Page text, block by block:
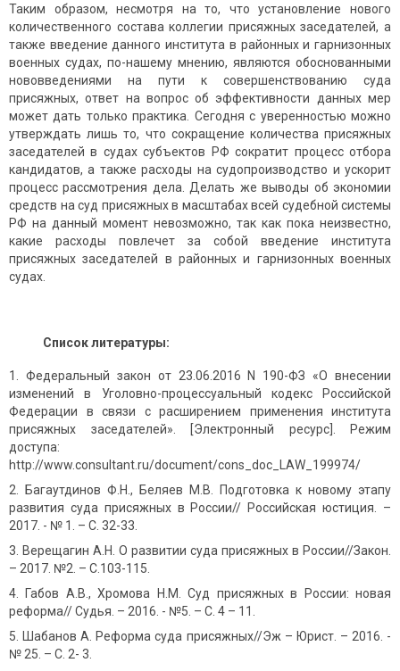
Таким образом, несмотря на то, что установление нового
количественного состава коллегии присяжных заседателей, а
также введение данного института в районных и гарнизонных
военных судах, по-нашему мнению, являются обоснованными
нововведениями на пути к совершенствованию суда
присяжных, ответ на вопрос об эффективности данных мер
может дать только практика. Сегодня с уверенностью можно
утверждать лишь то, что сокращение количества присяжных
заседателей в судах субъектов РФ сократит процесс отбора
кандидатов, а также расходы на судопроизводство и ускорит
процесс рассмотрения дела. Делать же выводы об экономии
средств на суд присяжных в масштабах всей судебной системы
РФ на данный момент невозможно, так как пока неизвестно,
какие расходы повлечет за собой введение института
присяжных заседателей в районных и гарнизонных военных
судах.
Список литературы:
Федеральный закон от 23.06.2016 N 190-ФЗ «О внесении
изменений в Уголовно-процессуальный кодекс Российской
Федерации в связи с расширением применения института
присяжных заседателей». [Электронный ресурс]. Режим
доступа:
http://www.consultant.ru/document/cons_doc_LAW_199974/
Багаутдинов Ф.Н., Беляев М.В. Подготовка к новому этапу
развития суда присяжных в России// Российская юстиция. –
2017. - № 1. – С. 32-33.
Верещагин А.Н. О развитии суда присяжных в России//Закон.
– 2017. №2. – С.103-115.
Габов А.В., Хромова Н.М. Суд присяжных в России: новая
реформа// Судья. – 2016. - №5. – С. 4 – 11.
Шабанов А. Реформа суда присяжных//Эж – Юрист. – 2016. -
№ 25. – С. 2- 3.